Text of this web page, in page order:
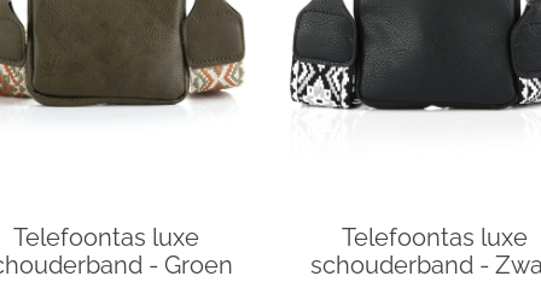
Telefoontas luxe
- Groen
Telefoontas luxe
schouderband -